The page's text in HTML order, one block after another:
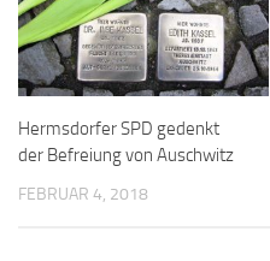
Hermsdorfer SPD gedenkt
der Befreiung von Auschwitz
FEBRUAR 4, 2018